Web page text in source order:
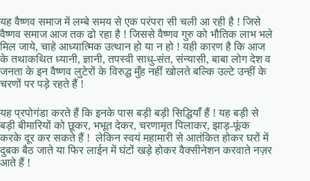
यह वैष्णव समाज में लम्बे समय से एक परंपरा सी चली आ रही है ! जिसे
वैष्णव समाज आज तक ढो रहा है ! जिससे वैष्णव गुरु को भौतिक लाभ भले
मिल जाये, चाहे आध्यात्मिक उत्थान हो या न हो ! यही कारण है कि आज
के तथाकथित ध्यानी, ज्ञानी, तपस्वी साधु-संत, संन्यासी, बाबा लोग देश व
जनता के इन वैष्णव लुटेरों के विरुद्ध मुँह नहीं खोलते बल्कि उल्टे उन्हीं के
चरणों पर पड़े रहते हैं !
यह प्रपोगंडा करते हैं कि इनके पास बड़ी बड़ी सिद्धियाँ हैं ! यह बड़ी से
बड़ी बीमारियों को छूकर, भभूत देकर, चरणामृत पिलाकर, झाड़-फूंक
करके दूर कर सकते हैं ! लेकिन स्वयं महामारी से आतंकित होकर घरों में
दुबक बैठ जाते या फिर लाईन में घंटों खड़े होकर वैक्सीनेशन करवाते नज़र
आते हैं !